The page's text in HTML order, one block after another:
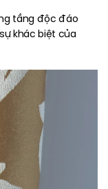
tầng độc đáo
khác biệt của